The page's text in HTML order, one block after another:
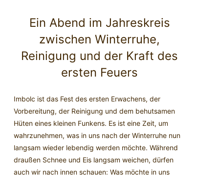
Ein Abend im Jahreskreis
zwischen Winterruhe,
Reinigung und der Kraft des
ersten Feuers
Imbolc ist das Fest des ersten Erwachens, der
Vorbereitung, der Reinigung und dem behutsamen
Hüten eines kleinen Funkens. Es ist eine Zeit, um
wahrzunehmen, was in uns nach der Winterruhe nun
langsam wieder lebendig werden möchte. Während
draußen Schnee und Eis langsam weichen, dürfen
auch wir nach innen schauen: Was möchte in uns